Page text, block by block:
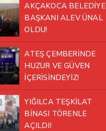
AKÇAKOCA BELEDİYE
BAŞKANI ALEV ÜNAL
OLDU!
ATEŞ ÇEMBERİNDE
HUZUR VE GÜVEN
İÇERİSİNDEYİZ!
YIĞILCA TEŞKİLAT
BİNASI TÖRENLE
AÇILDI!